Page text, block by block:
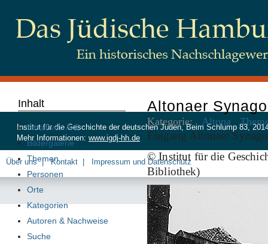
Altonaer
Kategorie: Altona
Eingang Altonaer
© Institut für die
Bibliothek)
Inhalt
Inhalt von A-Z
Bildergalerie
Themen
Personen
Orte
Kategorien
Autoren & Nachweise
Suche
Institut für die Geschichte der deutschen Juden, Beim Schlump 83,
Mehr Informationen: www.igdj-hh.de
Über uns Kontakt Impressum und Datenschutz